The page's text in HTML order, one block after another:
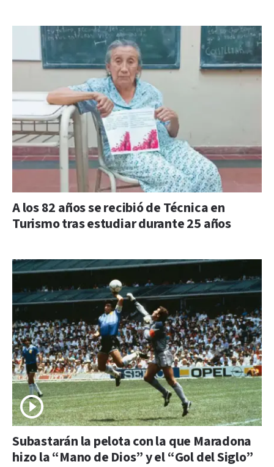
A los 82 años se recibió de Técnica en
Turismo tras estudiar durante 25 años
Subastarán la pelota con la que Maradona
hizo la “Mano de Dios” y el “Gol del Siglo”